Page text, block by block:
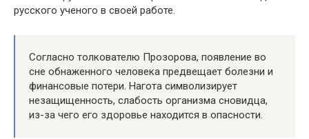
русского ученого в своей работе.
Согласно толкователю Прозорова, появление во
сне обнаженного человека предвещает болезни и
финансовые потери. Нагота символизирует
незащищенность, слабость организма сновидца,
из-за чего его здоровье находится в опасности.